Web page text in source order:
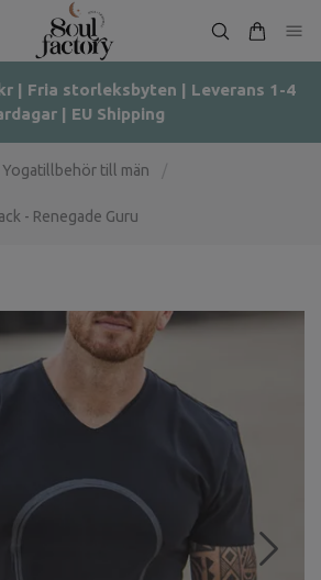
| Fria storleksbyten | Leverans 1-4
| EU Shipping
till män
- Renegade Guru